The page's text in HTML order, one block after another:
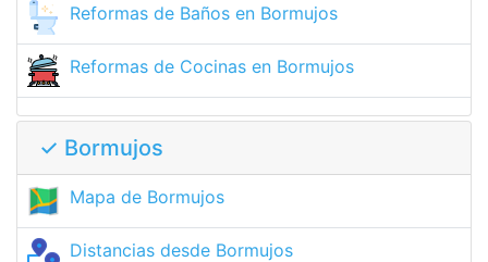
Reformas de Baños en Bormujos
Reformas de Cocinas en Bormujos
✓ Bormujos
Mapa de Bormujos
Distancias desde Bormujos